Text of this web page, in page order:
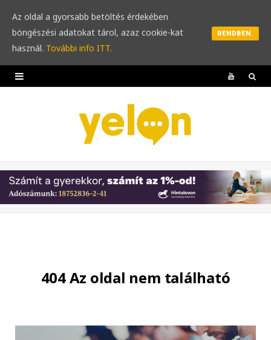
Y
u
b
e
404 Az oldal nem található
Az oldal a gyorsabb betöltés érdekében
böngészési adatokat tárol, azaz cookie-kat
használ. További info ITT.
RENDBEN.